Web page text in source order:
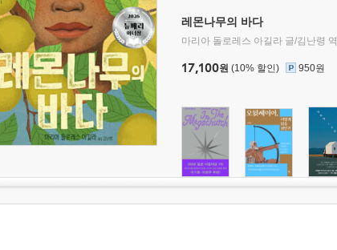
레몬나무의 바다
마리아 돌로레스 아길라 글/김난령 역
17,100원 (10% 할인) 950원